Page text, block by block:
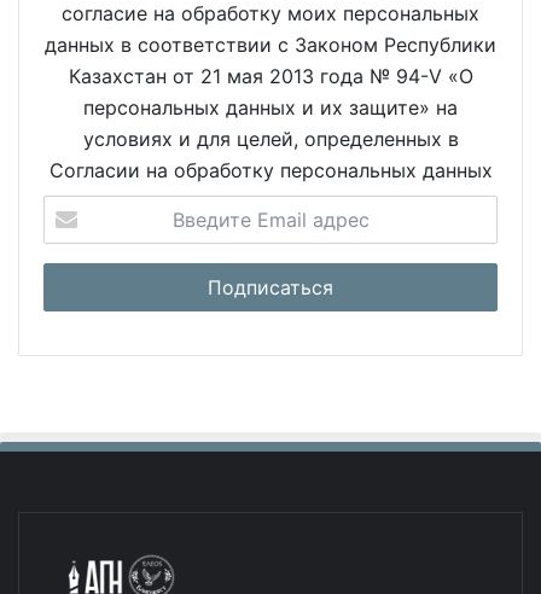
согласие на обработку моих персональных
данных в соответствии с Законом Республики
Казахстан от 21 мая 2013 года № 94-V «О
персональных данных и их защите» на
условиях и для целей, определенных в
Согласии на обработку персональных данных